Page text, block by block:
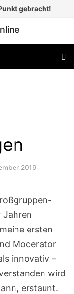
gebracht!
2019
Jahren
ersten
Moderator
innovativ –
wird
erstaunt.